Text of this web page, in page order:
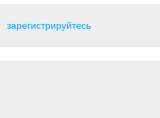
зарегистрируйтесь